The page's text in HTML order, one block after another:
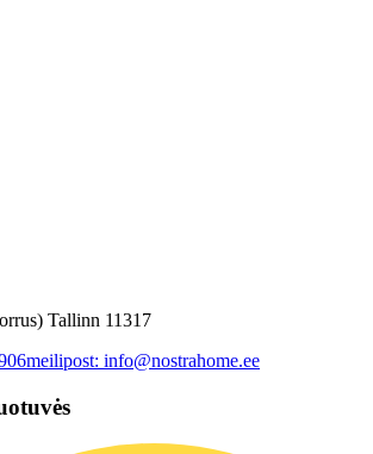
Tallinn 11317
meilipost: info@nostrahome.ee